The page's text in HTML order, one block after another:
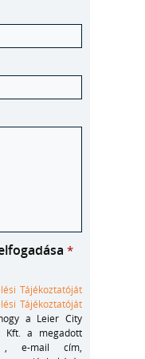
*
Tájékoztatóját
Tájékoztatóját
a Leier City
Kft. a megadott
, e-mail cím,